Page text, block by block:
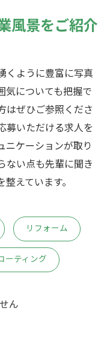
風景をご紹介
くように豊富に写真
気についても把握で
はぜひご参照くださ
募いただける求人を
ニケーションが取り
ない点も先輩に聞き
えています。
リフォーム
ーティング
ん